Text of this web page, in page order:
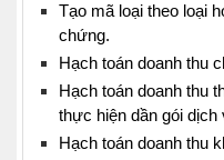
Tạo mã loại theo loại h
chứng.
Hạch toán doanh thu
Hạch toán doanh thu
thực hiện dần gói dịch
Hạch toán doanh thu